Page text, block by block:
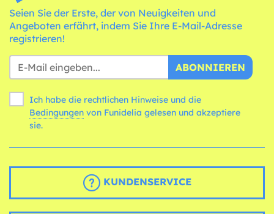
Seien Sie der Erste, der von Neuigkeiten und
Angeboten erfährt, indem Sie Ihre E-Mail-Adresse
registrieren!
ABONNIEREN
Ich habe die rechtlichen Hinweise und die
Bedingungen
sie.
KUNDENSERVICE